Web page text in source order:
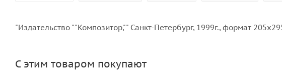
"Издательство ""Композитор,"" Санкт-Петербург, 1999г., формат
С этим товаром покупают